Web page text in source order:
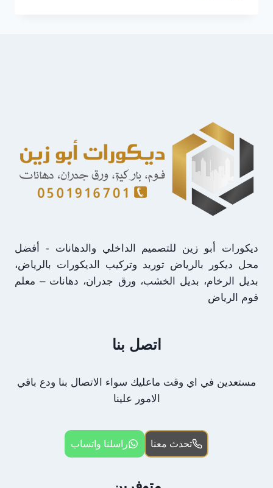
بويه
بالرياض
ديكورات أبو زين للتصميم الداخلي والدهانات - أفضل
محل ديكور بالرياض توريد وتركيب الديكورات بالرياض،
بديل الرخام، بديل الخشب، ورق جدران، دهانات – معلم
فوم الرياض
اتصل بنا
مستعدين في اي وقت ماعليك سواء الاتصال بنا ودع باقي
الامور علينا
تحدث معنا راسلنا واتساب